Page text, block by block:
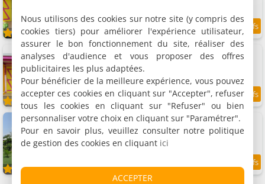
9.9/10
Gîtes Kaz à Liline - Gite "Les Saintes"
Bungalow, 45 m²
2 personnes, 1 chambre, 1 salle de bains
9.9
Gîtes Kaz à Liline - Gite "La Désirade"
Bungalow, 45 m²
4 personnes, 2 chambres, 1 salle de bains
9.9/10
Nous utilisons des cookies sur notre site (y compris des
cookies tiers) pour améliorer l'expérience utilisateur,
assurer le bon fonctionnement du site, réaliser des
analyses d'audience et vous proposer des offres
publicitaires les plus adaptées.
Pour bénéficier de la meilleure expérience, vous pouvez
accepter ces cookies en cliquant sur "Accepter", refuser
tous les cookies en cliquant sur "Refuser" ou bien
personnaliser votre choix en cliquant sur "Paramétrer".
Pour en savoir plus, veuillez consulter notre politique
de gestion des cookies en cliquant ici
ACCEPTER